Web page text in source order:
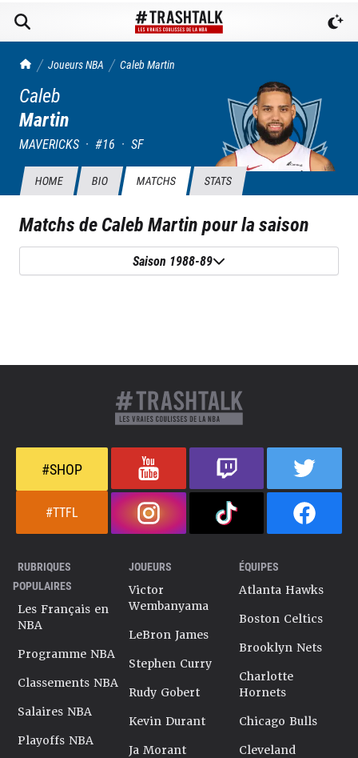
TrashTalk Actu NBA
Joueurs NBA Caleb Martin
Caleb
Martin
MAVERICKS · #16 · SF
HOME BIO MATCHS STATS
Matchs deCaleb Martinpour la saison
Saison 1988-89
#SHOP
#TTFL
RUBRIQUES
POPULAIRES
Les Français en
NBA
Programme NBA
Classements NBA
Salaires NBA
Playoffs NBA
JOUEURS
Victor
Wembanyama
LeBron James
Stephen Curry
Rudy Gobert
Kevin Durant
Ja Morant
ÉQUIPES
Atlanta Hawks
Boston Celtics
Brooklyn Nets
Charlotte
Hornets
Chicago Bulls
Cleveland